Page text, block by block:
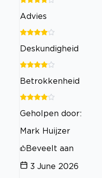
Advies
Deskundigheid
Betrokkenheid
Geholpen door:
Mark Huijzer
Beveelt aan
3 June 2026